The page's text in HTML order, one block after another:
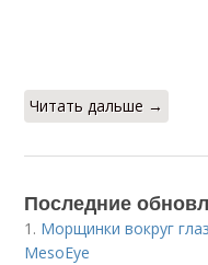
Читать дальше →
Последние
1. Морщинки вокруг
MesoEye